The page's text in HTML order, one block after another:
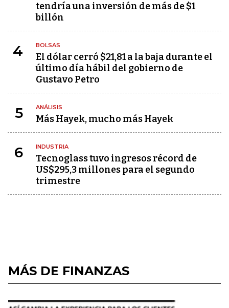
tendría una inversión de más de $1
billón
4 BOLSAS
El dólar cerró $21,81 a la baja durante el
último día hábil del gobierno de
Gustavo Petro
5 ANÁLISIS
Más Hayek, mucho más Hayek
6 INDUSTRIA
Tecnoglass tuvo ingresos récord de
US$295,3 millones para el segundo
trimestre
MÁS DE FINANZAS